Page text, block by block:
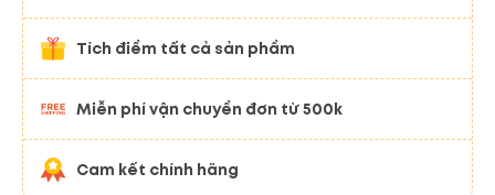
Tích điểm tất cả sản phẩm
Miễn phí vận chuyển đơn từ 500k
Cam kết chính hãng